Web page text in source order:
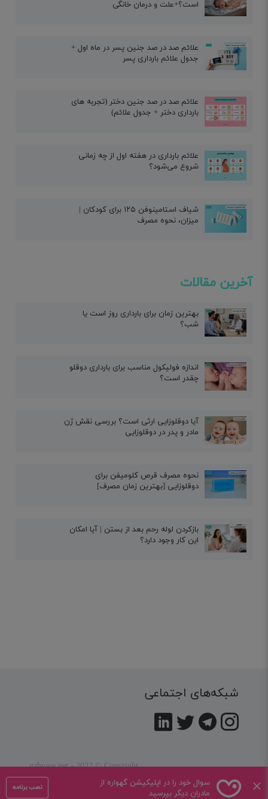
است؟+علت و درمان خانگی
علائم صد در صد جنین پسر در ماه اول +
جدول علائم بارداری پسر
علائم صد در صد جنین دختر (تجربه های
بارداری دختر + جدول علائم)
علائم بارداری در هفته اول از چه زمانی
شروع می‌شود؟
شیاف استامینوفن ۱۲۵ برای کودکان |
میزان، نحوه مصرف
آخرین مقالات
بهترین زمان برای بارداری روز است یا
شب؟
اندازه فولیکول مناسب برای بارداری دوقلو
چقدر است؟
آیا دوقلوزایی ارثی است؟ بررسی نقش ژن
مادر و پدر در دوقلوزایی
نحوه مصرف قرص کلومیفن برای
دوقلوزایی [بهترین زمان مصرف]
بازکردن لوله رحم بعد از بستن | آیا امکان
این کار وجود دارد؟
نصب برنامه ×
سوال خود را در اپلیکیشن گهواره از
مادران دیگر بپرسید
شبکه‌های اجتماعی
gahvare.net - 2022 © Copyright
کلیه حقوق این سایت متعلق بهشرکت همیار تربیت کودک
گهوارهمی باشد .